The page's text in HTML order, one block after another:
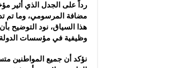
رداً على الجدل الذي أُثير
مضافة المرسومي، وما تم
هذا السياق، نود التوضيح
وظيفية في مؤسسات الدولة،
نؤكد أن جميع المواطنين